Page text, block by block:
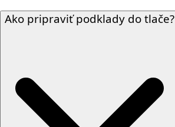
Ako pripraviť podklady do tlače?